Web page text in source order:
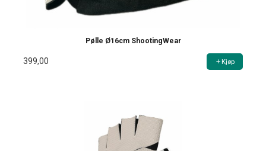
Pølle Ø16cm ShootingWear
399,00 Kjøp